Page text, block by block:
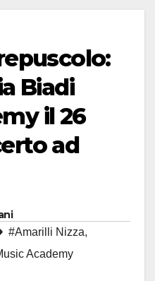
Biadi
il 26
ad
#Amarilli Nizza,
Academy